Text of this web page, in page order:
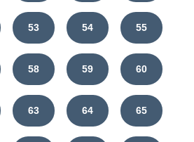
53 54 55
58 59 60
63 64 65